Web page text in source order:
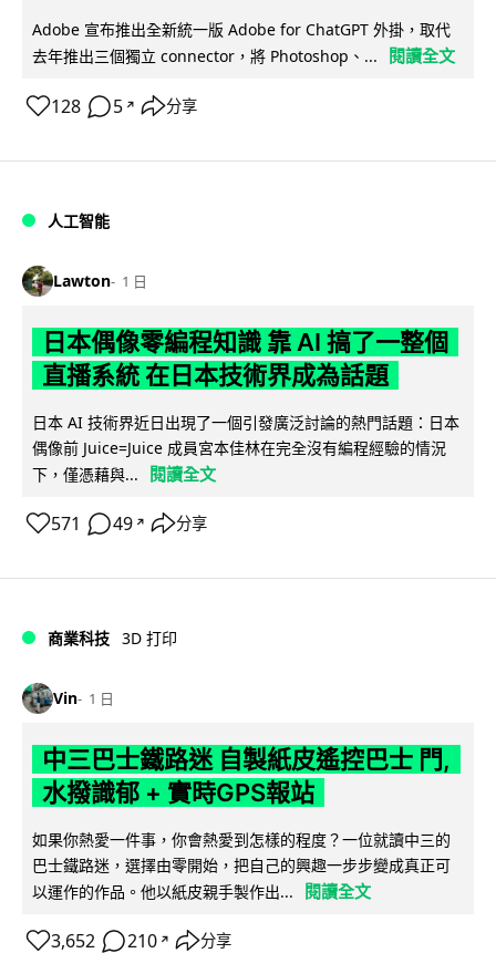
Adobe 宣布推出全新統一版 Adobe for ChatGPT 外掛，取代
去年推出三個獨立 connector，將 Photoshop、...
閱讀全文
128 5 ↗ 分享
人工智能
Lawton 1 日
日本偶像零編程知識 靠 AI 搞了一整個
直播系統 在日本技術界成為話題
日本 AI 技術界近日出現了一個引發廣泛討論的熱門話題：日本
偶像前 Juice=Juice 成員宮本佳林在完全沒有編程經驗的情況
下，僅憑藉與...
閱讀全文
571 49 ↗ 分享
商業科技 3D 打印
Vin 1 日
中三巴士鐵路迷 自製紙皮遙控巴士 門,
水撥識郁 + 實時GPS報站
如果你熱愛一件事，你會熱愛到怎樣的程度？一位就讀中三的
巴士鐵路迷，選擇由零開始，把自己的興趣一步步變成真正可
以運作的作品。他以紙皮親手製作出...
閱讀全文
3,652 210 ↗ 分享